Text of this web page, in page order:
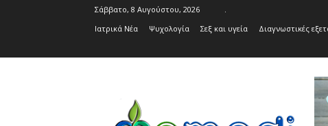
Σάββατο, 8 Αυγούστου, 2026
.
Ιατρικά Νέα
Ψυχολογία Σεξ και υγεία Διαγνωστικές